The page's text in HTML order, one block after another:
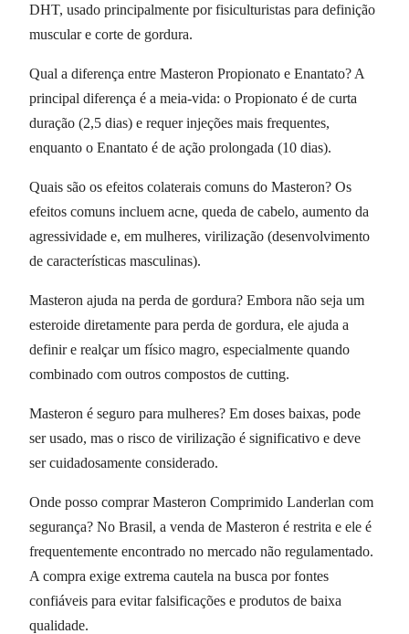
DHT, usado principalmente por fisiculturistas para definição
muscular e corte de gordura.
Qual a diferença entre Masteron Propionato e Enantato? A
principal diferença é a meia-vida: o Propionato é de curta
duração (2,5 dias) e requer injeções mais frequentes,
enquanto o Enantato é de ação prolongada (10 dias).
Quais são os efeitos colaterais comuns do Masteron? Os
efeitos comuns incluem acne, queda de cabelo, aumento da
agressividade e, em mulheres, virilização (desenvolvimento
de características masculinas).
Masteron ajuda na perda de gordura? Embora não seja um
esteroide diretamente para perda de gordura, ele ajuda a
definir e realçar um físico magro, especialmente quando
combinado com outros compostos de cutting.
Masteron é seguro para mulheres? Em doses baixas, pode
ser usado, mas o risco de virilização é significativo e deve
ser cuidadosamente considerado.
Onde posso comprar Masteron Comprimido Landerlan com
segurança? No Brasil, a venda de Masteron é restrita e ele é
frequentemente encontrado no mercado não regulamentado.
A compra exige extrema cautela na busca por fontes
confiáveis para evitar falsificações e produtos de baixa
qualidade.